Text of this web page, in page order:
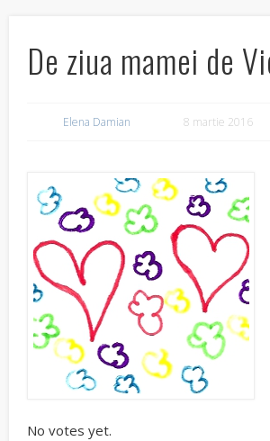
De ziua mamei de
Elena Damian 8 martie 2016
No votes yet.